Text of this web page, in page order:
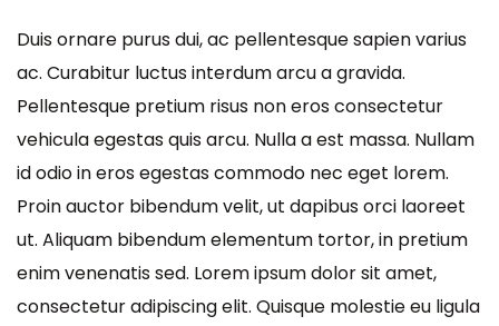
Duis ornare purus dui, ac pellentesque sapien varius
ac. Curabitur luctus interdum arcu a gravida.
Pellentesque pretium risus non eros consectetur
vehicula egestas quis arcu. Nulla a est massa. Nullam
id odio in eros egestas commodo nec eget lorem.
Proin auctor bibendum velit, ut dapibus orci laoreet
ut. Aliquam bibendum elementum tortor, in pretium
enim venenatis sed. Lorem ipsum dolor sit amet,
consectetur adipiscing elit. Quisque molestie eu ligula